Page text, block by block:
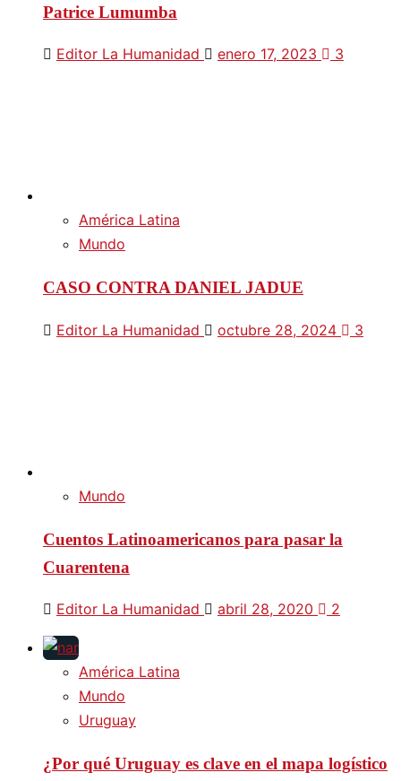
Patrice Lumumba
Editor La Humanidad enero 17, 2023 3
América Latina
Mundo
CASO CONTRA DANIEL JADUE
Editor La Humanidad octubre 28, 2024 3
Mundo
Cuentos Latinoamericanos para pasar la
Cuarentena
Editor La Humanidad abril 28, 2020 2
América Latina
Mundo
Uruguay
¿Por qué Uruguay es clave en el mapa logístico